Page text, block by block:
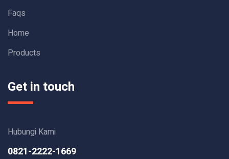
Faqs
Home
Products
Get in touch
Hubungi Kami
0821-2222-1669